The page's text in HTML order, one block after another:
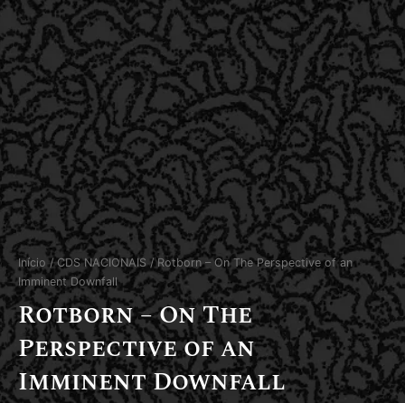
Início /CDS NACIONAIS / Rotborn – On The Perspective of an
Imminent Downfall
Rotborn – On The
Perspective of an
Imminent Downfall